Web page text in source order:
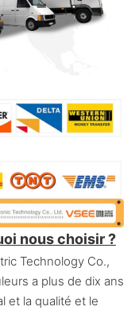
nous choisir ?
Technology Co.,
a plus de dix ans
et la qualité et le